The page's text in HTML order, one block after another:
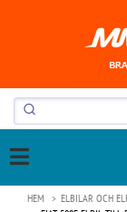
HEM ELBILAR OCH